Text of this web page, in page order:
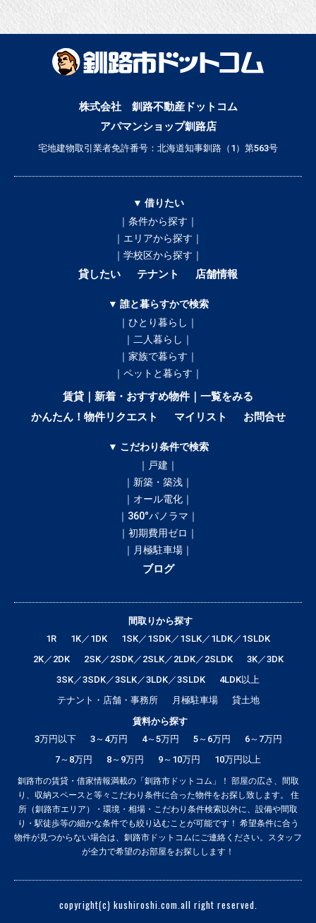
株式会社 釧路不動産ドットコム
アパマンショップ釧路店
宅地建物取引業者免許番号：北海道知事釧路（1）第563号
▼ 借りたい
｜条件から探す｜
｜エリアから探す｜
｜学校区から探す｜
貸したい テナント 店舗情報
▼ 誰と暮らすかで検索
｜ひとり暮らし｜
｜二人暮らし｜
｜家族で暮らす｜
｜ペットと暮らす｜
賃貸｜新着・おすすめ物件｜一覧をみる
かんたん！物件リクエスト
マイリスト お問合せ
▼ こだわり条件で検索
｜戸建｜
｜新築・築浅｜
｜オール電化｜
｜360°パノラマ｜
｜初期費用ゼロ｜
｜月極駐車場｜
ブログ
間取りから探す
1R
1K／1DK
1SK／1SDK／1SLK／1LDK／1SLDK
2K／2DK
2SK／2SDK／2SLK／2LDK／2SLDK
3K／3DK
3SK／3SDK／3SLK／3LDK／3SLDK
4LDK以上
テナント・店舗・事務所
月極駐車場
貸土地
賃料から探す
3万円以下
3～4万円 4～5万円 5～6万円
6～7万円
7～8万円
8～9万円 9～10万円 10万円以上
釧路市の賃貸・借家情報満載の「釧路市ドットコム」！ 部屋の広さ、間取
り、収納スペースと等々こだわり条件に合った物件をお探し致します。 住
所（釧路市エリア）・環境・相場・こだわり条件検索以外に、設備や間取
り・駅徒歩等の細かな条件でも絞り込むことが可能です！ 希望条件に合う
物件が見つからない場合は、釧路市ドットコムにご連絡ください。スタッフ
が全力で希望のお部屋をお探しします！
copyright(c) kushiroshi.com.all right reserved.